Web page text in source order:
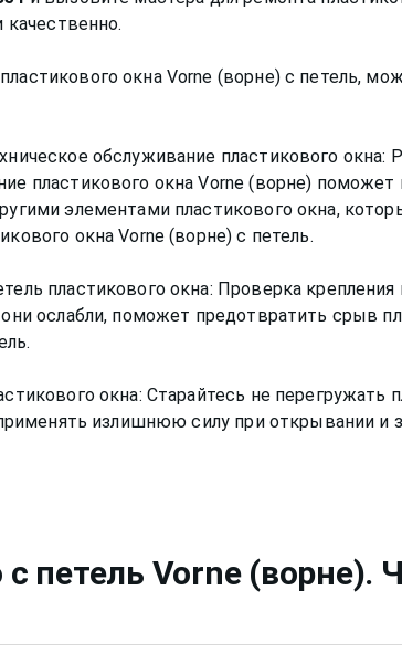
качественно.
окна Vorne (ворне) с петель,
обслуживание пластикового окна:
пластикового окна Vorne (ворне)
элементами пластикового окна,
окна Vorne (ворне) с петель.
пластикового окна: Проверка крепления
ослабли, поможет предотвратить срыв
окна: Старайтесь не перегружать
излишнюю силу при открывании и
петель Vorne (ворне).